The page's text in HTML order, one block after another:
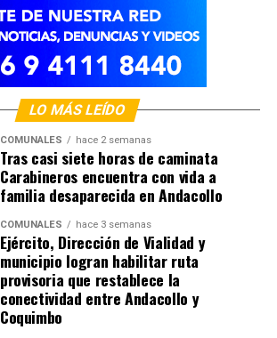
LO MÁS LEÍDO
COMUNALES hace 2 semanas
Tras casi siete horas de caminata
Carabineros encuentra con vida a
familia desaparecida en Andacollo
COMUNALES hace 3 semanas
Ejército, Dirección de Vialidad y
municipio logran habilitar ruta
provisoria que restablece la
conectividad entre Andacollo y
Coquimbo